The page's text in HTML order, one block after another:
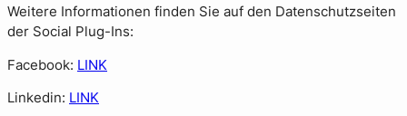
Weitere Informationen finden Sie auf den Datenschutzseiten
der Social Plug-Ins:
Facebook: LINK
Linkedin: LINK